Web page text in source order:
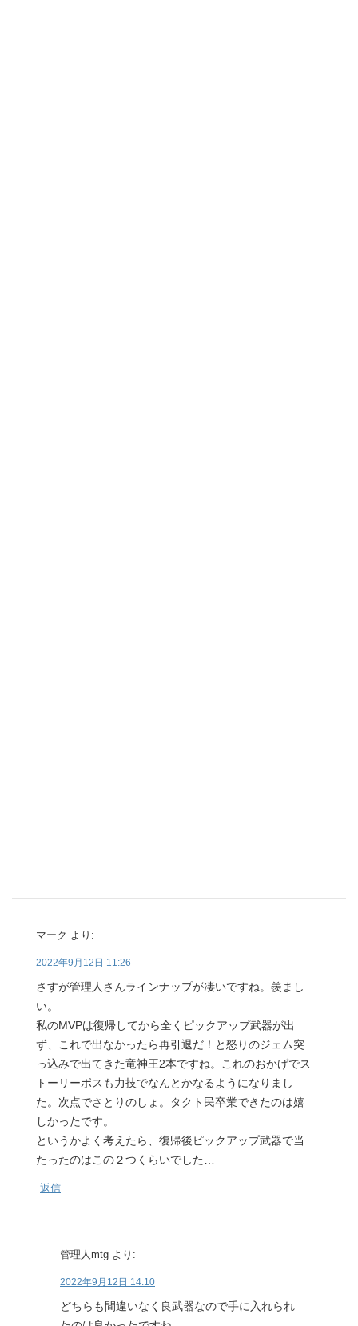
マーク より:
2022年9月12日 11:26
さすが管理人さんラインナップが凄いですね。羨まし
い。
私のMVPは復帰してから全くピックアップ武器が出
ず、これで出なかったら再引退だ！と怒りのジェム突
っ込みで出てきた竜神王2本ですね。これのおかげでス
トーリーボスも力技でなんとかなるようになりまし
た。次点でさとりのしょ。タクト民卒業できたのは嬉
しかったです。
というかよく考えたら、復帰後ピックアップ武器で当
たったのはこの２つくらいでした…
返信
管理人mtg より:
2022年9月12日 14:10
どちらも間違いなく良武器なので手に入れられ